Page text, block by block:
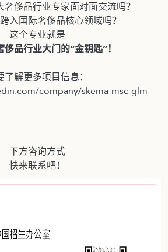
侈品行业专家面对面交流吗？
入国际奢侈品核心领域吗？
这个专业就是
品行业大门的“金钥匙”！
了解更多项目信息：
company/skema-msc-glm
下方咨询方式
快来联系吧！